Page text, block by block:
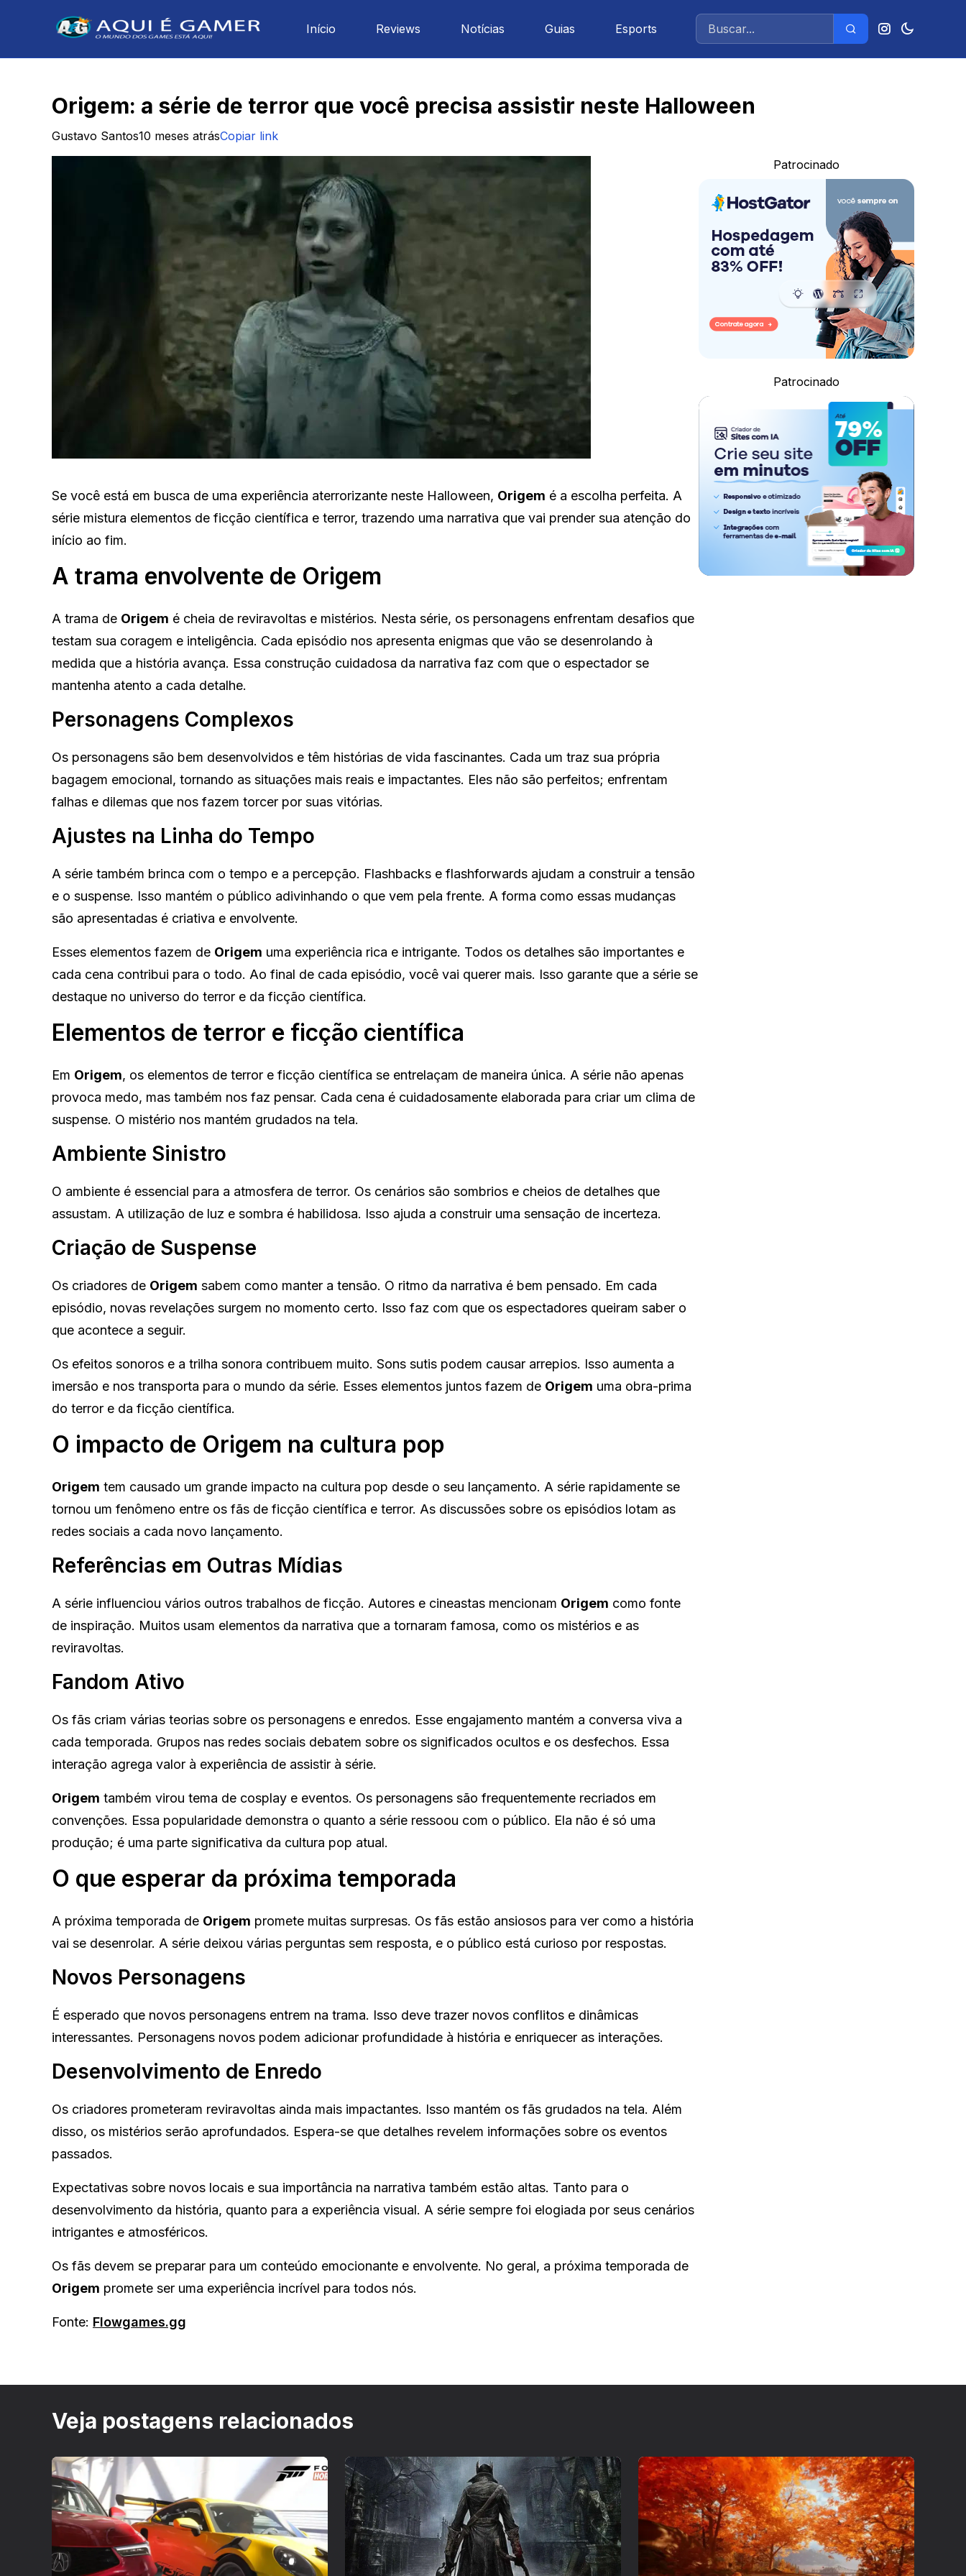
Início Reviews Notícias Guias Esports
Origem: a série de terror que você precisa assistir neste Halloween
Gustavo Santos10 meses atrásCopiar link
Se você está em busca de uma experiência aterrorizante neste Halloween, Origem é a escolha perfeita. A
série mistura elementos de ficção científica e terror, trazendo uma narrativa que vai prender sua atenção do
início ao fim.
A trama envolvente de Origem
A trama de Origem é cheia de reviravoltas e mistérios. Nesta série, os personagens enfrentam desafios que
testam sua coragem e inteligência. Cada episódio nos apresenta enigmas que vão se desenrolando à
medida que a história avança. Essa construção cuidadosa da narrativa faz com que o espectador se
mantenha atento a cada detalhe.
Personagens Complexos
Os personagens são bem desenvolvidos e têm histórias de vida fascinantes. Cada um traz sua própria
bagagem emocional, tornando as situações mais reais e impactantes. Eles não são perfeitos; enfrentam
falhas e dilemas que nos fazem torcer por suas vitórias.
Ajustes na Linha do Tempo
A série também brinca com o tempo e a percepção. Flashbacks e flashforwards ajudam a construir a tensão
e o suspense. Isso mantém o público adivinhando o que vem pela frente. A forma como essas mudanças
são apresentadas é criativa e envolvente.
Esses elementos fazem de Origem uma experiência rica e intrigante. Todos os detalhes são importantes e
cada cena contribui para o todo. Ao final de cada episódio, você vai querer mais. Isso garante que a série se
destaque no universo do terror e da ficção científica.
Elementos de terror e ficção científica
Em Origem, os elementos de terror e ficção científica se entrelaçam de maneira única. A série não apenas
provoca medo, mas também nos faz pensar. Cada cena é cuidadosamente elaborada para criar um clima de
suspense. O mistério nos mantém grudados na tela.
Ambiente Sinistro
O ambiente é essencial para a atmosfera de terror. Os cenários são sombrios e cheios de detalhes que
assustam. A utilização de luz e sombra é habilidosa. Isso ajuda a construir uma sensação de incerteza.
Criação de Suspense
Os criadores de Origem sabem como manter a tensão. O ritmo da narrativa é bem pensado. Em cada
episódio, novas revelações surgem no momento certo. Isso faz com que os espectadores queiram saber o
que acontece a seguir.
Os efeitos sonoros e a trilha sonora contribuem muito. Sons sutis podem causar arrepios. Isso aumenta a
imersão e nos transporta para o mundo da série. Esses elementos juntos fazem de Origem uma obra-prima
do terror e da ficção científica.
O impacto de Origem na cultura pop
Origem tem causado um grande impacto na cultura pop desde o seu lançamento. A série rapidamente se
tornou um fenômeno entre os fãs de ficção científica e terror. As discussões sobre os episódios lotam as
redes sociais a cada novo lançamento.
Referências em Outras Mídias
A série influenciou vários outros trabalhos de ficção. Autores e cineastas mencionam Origem como fonte
de inspiração. Muitos usam elementos da narrativa que a tornaram famosa, como os mistérios e as
reviravoltas.
Fandom Ativo
Os fãs criam várias teorias sobre os personagens e enredos. Esse engajamento mantém a conversa viva a
cada temporada. Grupos nas redes sociais debatem sobre os significados ocultos e os desfechos. Essa
interação agrega valor à experiência de assistir à série.
Origem também virou tema de cosplay e eventos. Os personagens são frequentemente recriados em
convenções. Essa popularidade demonstra o quanto a série ressoou com o público. Ela não é só uma
produção; é uma parte significativa da cultura pop atual.
O que esperar da próxima temporada
A próxima temporada de Origem promete muitas surpresas. Os fãs estão ansiosos para ver como a história
vai se desenrolar. A série deixou várias perguntas sem resposta, e o público está curioso por respostas.
Novos Personagens
É esperado que novos personagens entrem na trama. Isso deve trazer novos conflitos e dinâmicas
interessantes. Personagens novos podem adicionar profundidade à história e enriquecer as interações.
Desenvolvimento de Enredo
Os criadores prometeram reviravoltas ainda mais impactantes. Isso mantém os fãs grudados na tela. Além
disso, os mistérios serão aprofundados. Espera-se que detalhes revelem informações sobre os eventos
passados.
Expectativas sobre novos locais e sua importância na narrativa também estão altas. Tanto para o
desenvolvimento da história, quanto para a experiência visual. A série sempre foi elogiada por seus cenários
intrigantes e atmosféricos.
Os fãs devem se preparar para um conteúdo emocionante e envolvente. No geral, a próxima temporada de
Origem promete ser uma experiência incrível para todos nós.
Fonte: Flowgames.gg
Patrocinado
Patrocinado
Veja postagens relacionados